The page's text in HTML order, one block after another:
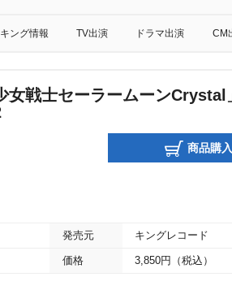
ング情報 TV出演 ドラマ出演 CM
女戦士セーラームーンCrystal
商品購入
発売元 キングレコード
価格 3,850円（税込）